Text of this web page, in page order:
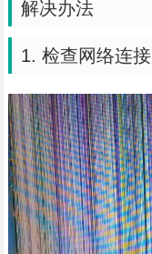
解决办法
1. 检查网络连接